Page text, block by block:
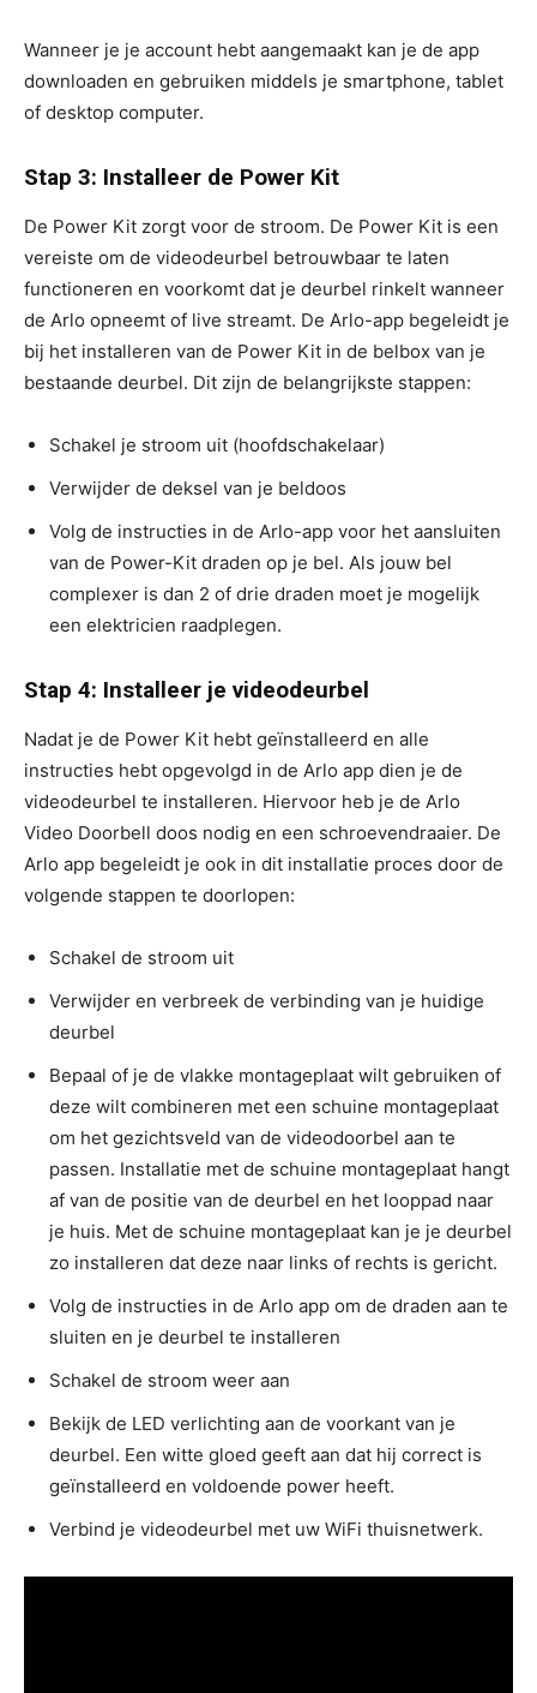
Wanneer je je account hebt aangemaakt kan je de app
downloaden en gebruiken middels je smartphone, tablet
of desktop computer.
Stap 3: Installeer de Power Kit
De Power Kit zorgt voor de stroom. De Power Kit is een
vereiste om de videodeurbel betrouwbaar te laten
functioneren en voorkomt dat je deurbel rinkelt wanneer
de Arlo opneemt of live streamt. De Arlo-app begeleidt je
bij het installeren van de Power Kit in de belbox van je
bestaande deurbel. Dit zijn de belangrijkste stappen:
Schakel je stroom uit (hoofdschakelaar)
Verwijder de deksel van je beldoos
Volg de instructies in de Arlo-app voor het aansluiten
van de Power-Kit draden op je bel. Als jouw bel
complexer is dan 2 of drie draden moet je mogelijk
een elektricien raadplegen.
Stap 4: Installeer je videodeurbel
Nadat je de Power Kit hebt geïnstalleerd en alle
instructies hebt opgevolgd in de Arlo app dien je de
videodeurbel te installeren. Hiervoor heb je de Arlo
Video Doorbell doos nodig en een schroevendraaier. De
Arlo app begeleidt je ook in dit installatie proces door de
volgende stappen te doorlopen:
Schakel de stroom uit
Verwijder en verbreek de verbinding van je huidige
deurbel
Bepaal of je de vlakke montageplaat wilt gebruiken of
deze wilt combineren met een schuine montageplaat
om het gezichtsveld van de videodoorbel aan te
passen. Installatie met de schuine montageplaat hangt
af van de positie van de deurbel en het looppad naar
je huis. Met de schuine montageplaat kan je je deurbel
zo installeren dat deze naar links of rechts is gericht.
Volg de instructies in de Arlo app om de draden aan te
sluiten en je deurbel te installeren
Schakel de stroom weer aan
Bekijk de LED verlichting aan de voorkant van je
deurbel. Een witte gloed geeft aan dat hij correct is
geïnstalleerd en voldoende power heeft.
Verbind je videodeurbel met uw WiFi thuisnetwerk.